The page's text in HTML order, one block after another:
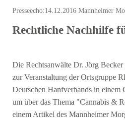
Presseecho:14.12.2016 Mannheimer
Rechtliche Nachhilfe
Die Rechtsanwälte Dr. Jörg
zur Veranstaltung der Ortsgruppe
Deutschen Hanfverbands in einem
um über das Thema "Cannabis &
einem Artikel des Mannheimer